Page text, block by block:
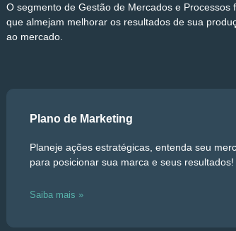
O segmento de Gestão de Mercados e
que almejam melhorar os resultados de sua
ao mercado.
Plano de Marketing
Planeje ações estratégicas, entenda seu
para posicionar sua marca e seus resultados!
Saiba mais »